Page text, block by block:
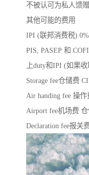
不被认可为私人馈赠
其他可能的费用
IPI (联邦消费税)
PIS, PASEP 和
上duty和IPI (如果
Storage fee仓储费
Air handing fee 操
Airport fee机场费
Declaration fee报关